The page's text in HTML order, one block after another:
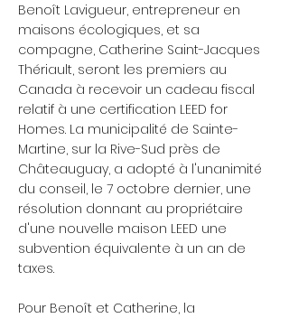
Benoît Lavigueur, entrepreneur en
maisons écologiques, et sa
compagne, Catherine Saint-Jacques
Thériault, seront les premiers au
Canada à recevoir un cadeau fiscal
relatif à une certification LEED for
Homes. La municipalité de Sainte-
Martine, sur la Rive-Sud près de
Châteauguay, a adopté à l'unanimité
du conseil, le 7 octobre dernier, une
résolution donnant au propriétaire
d'une nouvelle maison LEED une
subvention équivalente à un an de
taxes.
Pour Benoît et Catherine, la